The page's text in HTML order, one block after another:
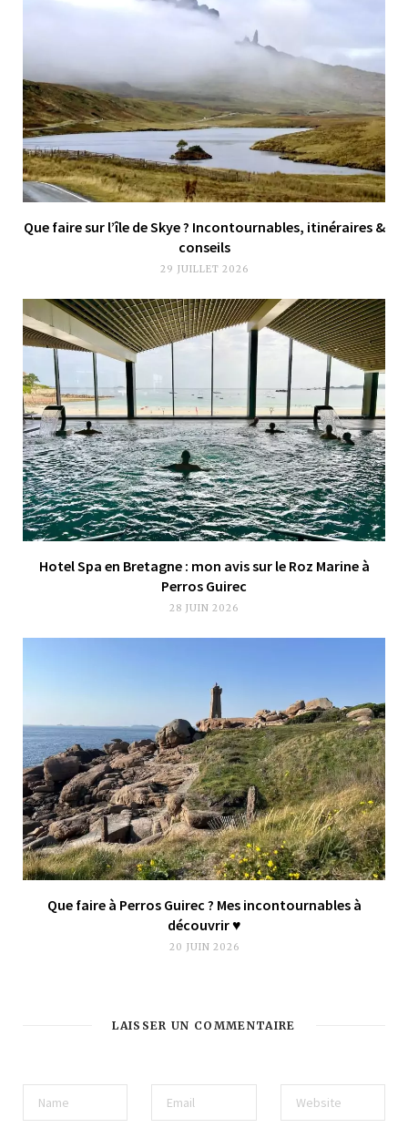
Que faire sur l’île de Skye ? Incontournables, itinéraires &
conseils
29 JUILLET 2026
Hotel Spa en Bretagne : mon avis sur le Roz Marine à
Perros Guirec
28 JUIN 2026
Que faire à Perros Guirec ? Mes incontournables à
découvrir ♥︎
20 JUIN 2026
LAISSER UN COMMENTAIRE